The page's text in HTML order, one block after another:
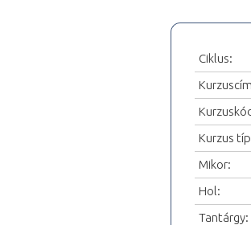
Ciklus:
Kurzus
Mikor:
Hol:
Tantárgy: